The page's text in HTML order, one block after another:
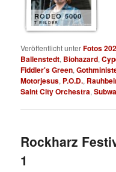
RODEO 5000
7 BILDER
Veröffentlicht unterFotos
Ballenstedt, Biohazard,
Fiddler's Green,
Motorjesus, P.O.D.,
Saint City Orchestra,
Rockharz
1